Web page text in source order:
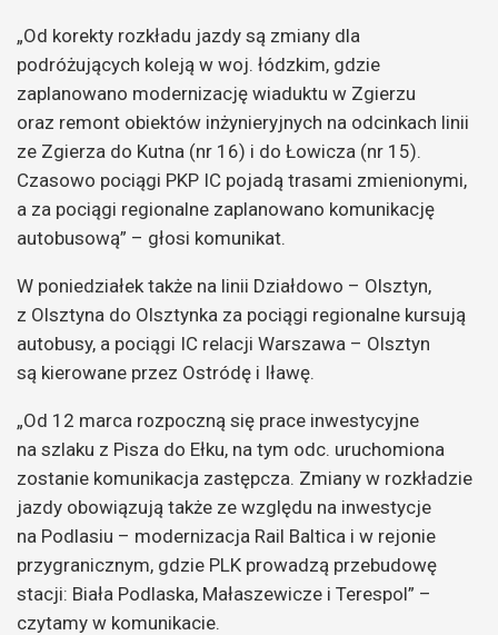
„Od korekty rozkładu jazdy są zmiany dla
podróżujących koleją w woj. łódzkim, gdzie
zaplanowano modernizację wiaduktu w Zgierzu
oraz remont obiektów inżynieryjnych na odcinkach linii
ze Zgierza do Kutna (nr 16) i do Łowicza (nr 15).
Czasowo pociągi PKP IC pojadą trasami zmienionymi,
a za pociągi regionalne zaplanowano komunikację
autobusową” – głosi komunikat.
W poniedziałek także na linii Działdowo – Olsztyn,
z Olsztyna do Olsztynka za pociągi regionalne kursują
autobusy, a pociągi IC relacji Warszawa – Olsztyn
są kierowane przez Ostródę i Iławę.
„Od 12 marca rozpoczną się prace inwestycyjne
na szlaku z Pisza do Ełku, na tym odc. uruchomiona
zostanie komunikacja zastępcza. Zmiany w rozkładzie
jazdy obowiązują także ze względu na inwestycje
na Podlasiu – modernizacja Rail Baltica i w rejonie
przygranicznym, gdzie PLK prowadzą przebudowę
stacji: Biała Podlaska, Małaszewicze i Terespol” –
czytamy w komunikacie.